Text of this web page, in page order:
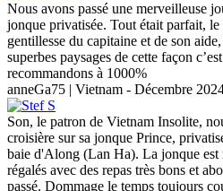
Nous avons passé une merveilleuse
jonque privatisée. Tout était parfait,
gentillesse du capitaine et de son
superbes paysages de cette façon
recommandons à 1000%
anneGa75 | Vietnam - Décembre
Son, le patron de Vietnam Insolite,
croisière sur sa jonque Prince,
baie d'Along (Lan Ha). La jonque est
régalés avec des repas très bons et
passé. Dommage le temps toujours